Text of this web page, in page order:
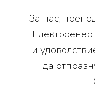
За нас,
и
да